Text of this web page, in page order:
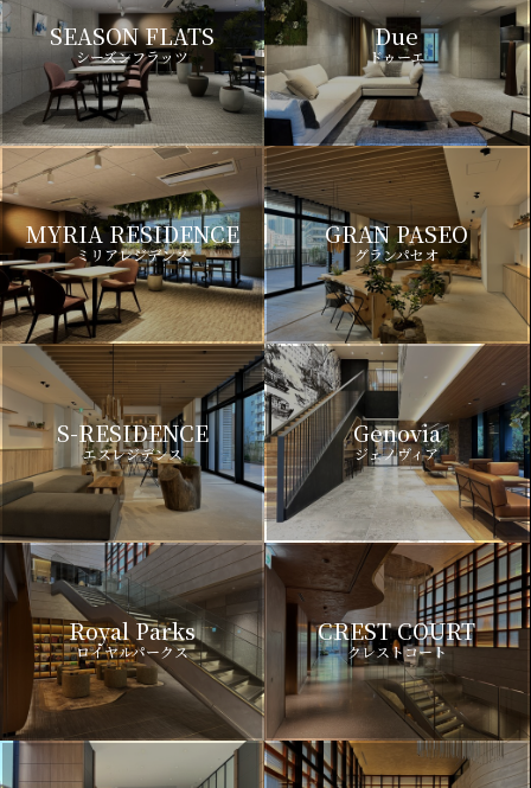
SEASON FLATS
シーズンフラッツ
Due
ドゥーエ
MYRIA RESIDENCE
ミリアレジデンス
GRAN PASEO
グランパセオ
S-RESIDENCE
エスレジデンス
Genovia
ジェノヴィア
Royal Parks
ロイヤルパークス
CREST COURT
クレストコート